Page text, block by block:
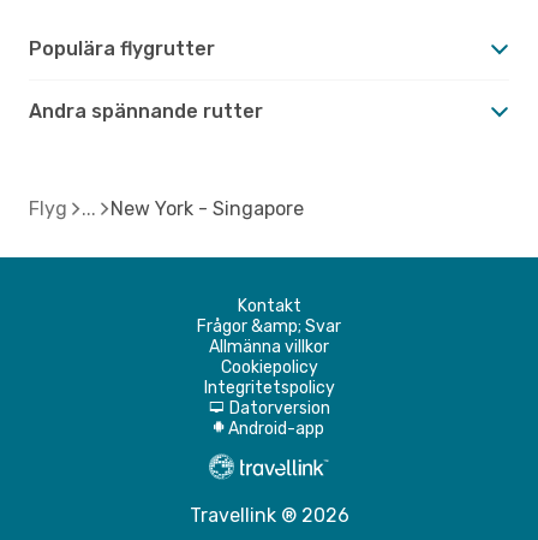
Populära flygrutter
Andra spännande rutter
Flyg New York - Singapore
Kontakt
Frågor &amp; Svar
Allmänna villkor
Cookiepolicy
Integritetspolicy
d Datorversion
A Android-app
Travellink ® 2026